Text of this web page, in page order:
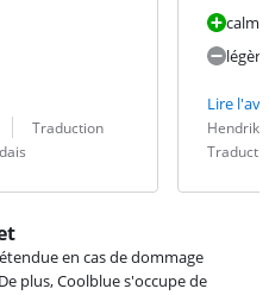
Traduction
Lire
Évaluation
Hendrik
Date :
Traduction :
en cas de dommage
plus, Coolblue s'occupe de